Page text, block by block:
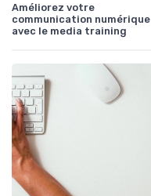
Améliorez votre
communication numérique
avec le media training